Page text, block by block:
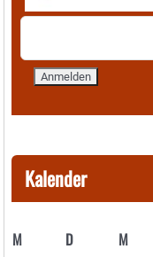
Kalender
M D M